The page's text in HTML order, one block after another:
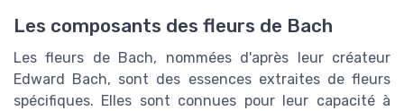
Les composants des fleurs de Bach
Les fleurs de Bach, nommées d'après leur créateur
Edward Bach, sont des essences extraites de fleurs
spécifiques. Elles sont connues pour leur capacité à